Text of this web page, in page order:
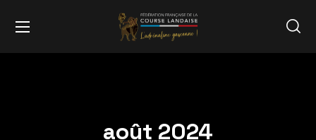
août 2024